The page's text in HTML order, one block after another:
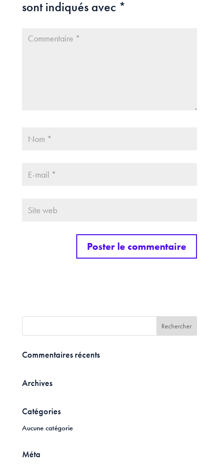
sont indiqués avec *
Commentaires récents
Archives
Catégories
Aucune catégorie
Méta